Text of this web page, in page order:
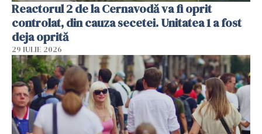
Reactorul 2 de la Cernavodă va fi oprit
controlat, din cauza secetei. Unitatea 1 a fost
deja oprită
29 IULIE 2026